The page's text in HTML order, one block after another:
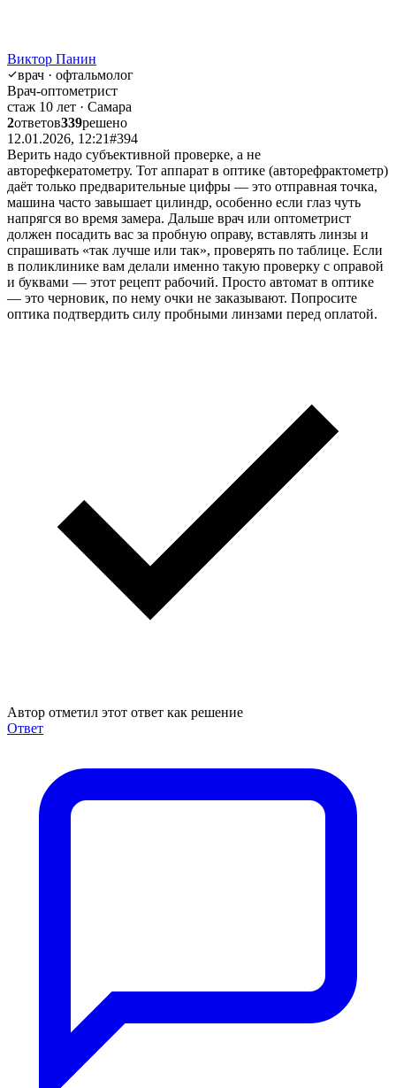
Виктор Панин
врач · офтальмолог
Врач-оптометрист
стаж 10 лет · Самара
2ответов339решено
12.01.2026, 12:21#394
Верить надо субъективной проверке, а не
авторефкератометру. Тот аппарат в оптике (авторефрактометр)
даёт только предварительные цифры — это отправная точка,
машина часто завышает цилиндр, особенно если глаз чуть
напрягся во время замера. Дальше врач или оптометрист
должен посадить вас за пробную оправу, вставлять линзы и
спрашивать «так лучше или так», проверять по таблице. Если
в поликлинике вам делали именно такую проверку с оправой
и буквами — этот рецепт рабочий. Просто автомат в оптике
— это черновик, по нему очки не заказывают. Попросите
оптика подтвердить силу пробными линзами перед оплатой.
Автор отметил этот ответ как решение
Ответ